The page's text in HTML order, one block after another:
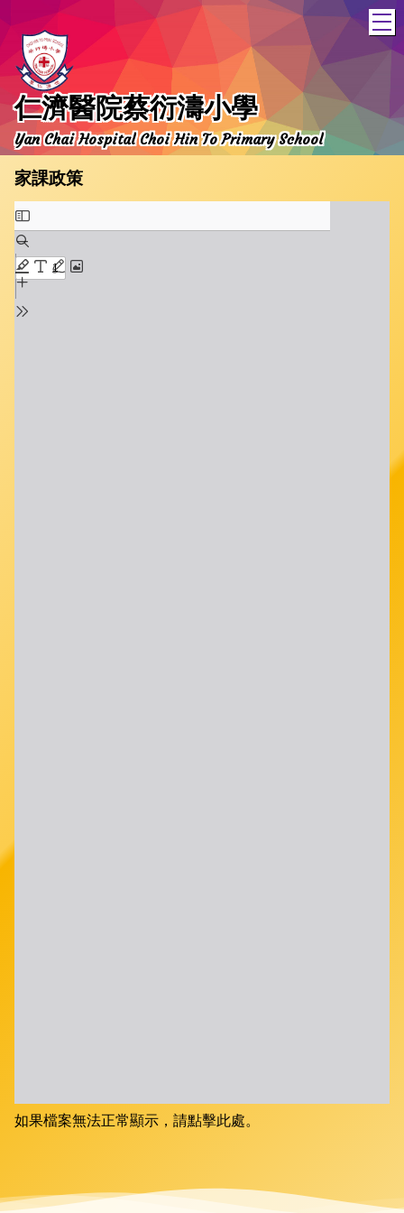
仁濟醫院蔡衍濤小學
Yan Chai Hospital Choi Hin To Primary School
家課政策
如果檔案無法正常顯示，請點擊此處。